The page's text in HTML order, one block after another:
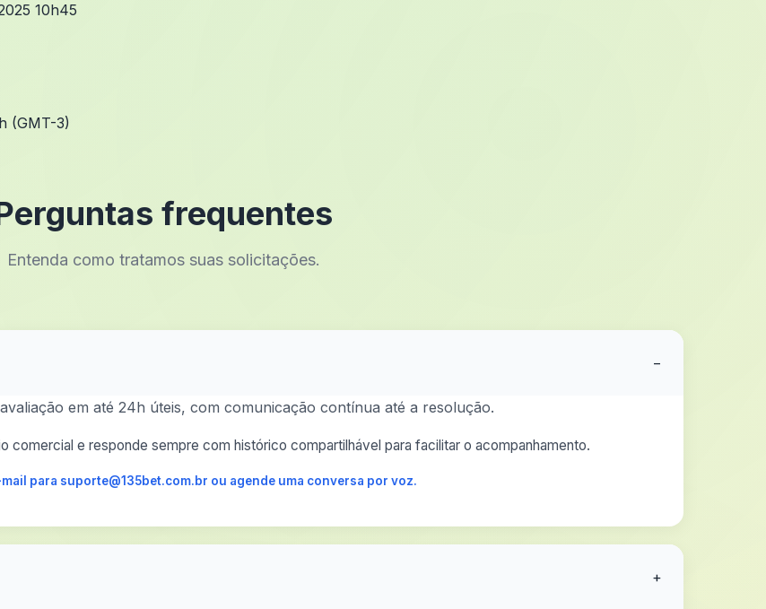
10h45
(GMT-3)
frequentes
Entenda como tratamos suas solicitações.
−
em até 24h úteis, com comunicação contínua até a resolução.
comercial e responde sempre com histórico compartilhável para facilitar o acompanhamento.
para suporte@135bet.com.br ou agende uma conversa por voz.
+